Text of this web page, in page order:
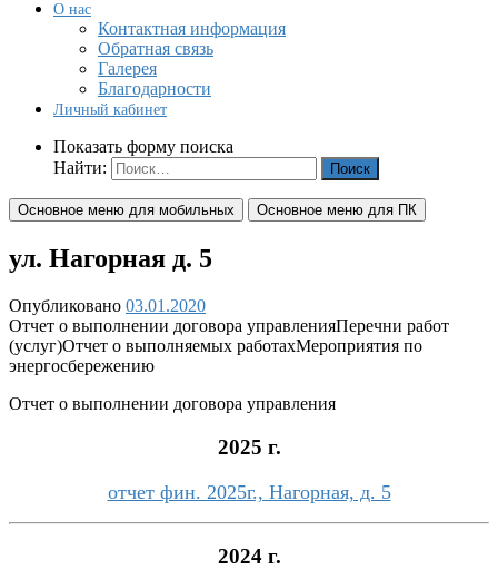
О нас
Контактная информация
Обратная связь
Галерея
Благодарности
Личный кабинет
Показать форму поиска
Найти:
Основное меню для мобильных Основное меню для ПК
ул. Нагорная д. 5
Опубликовано 03.01.2020
Отчет о выполнении договора управленияПеречни работ
(услуг)Отчет о выполняемых работахМероприятия по
энергосбережению
Отчет о выполнении договора управления
2025 г.
отчет фин. 2025г., Нагорная, д. 5
2024 г.